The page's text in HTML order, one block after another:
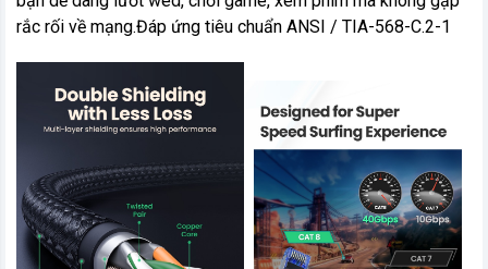
rắc rối về mạng.Đáp ứng tiêu chuẩn ANSI / TIA-568-C.2-1